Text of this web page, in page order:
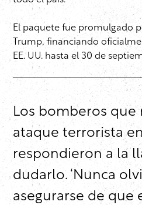
El paquete fue promulgado
Trump, financiando
EE. UU. hasta el 30 de
Los bomberos
ataque terrorista
respondieron a la
dudarlo. ‘Nunca
asegurarse de que